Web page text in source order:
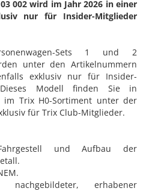
002 wird im Jahr 2026 in einer
nur für Insider-Mitglieder
Sets 1 und 2
unter den Artikelnummern
exklusiv nur für Insider-
Modell finden Sie in
im Trix H0-Sortiment unter der
für Trix Club-Mitglieder.
und Aufbau der
erhabener